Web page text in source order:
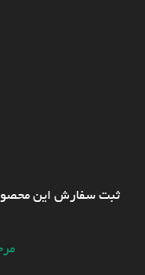
ثبت سفارش این محصول